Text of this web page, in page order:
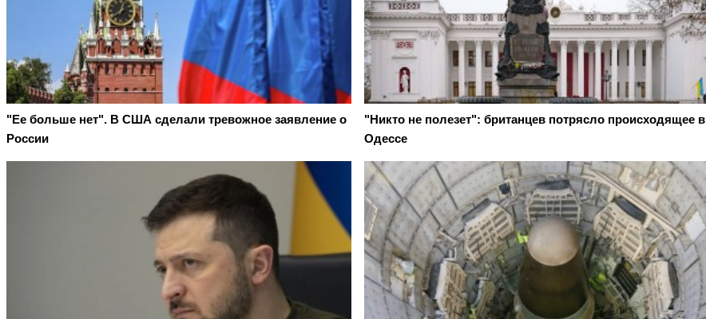
"Ее больше нет". В США сделали тревожное заявление о
России
"Никто не полезет": британцев потрясло происходящее в
Одессе